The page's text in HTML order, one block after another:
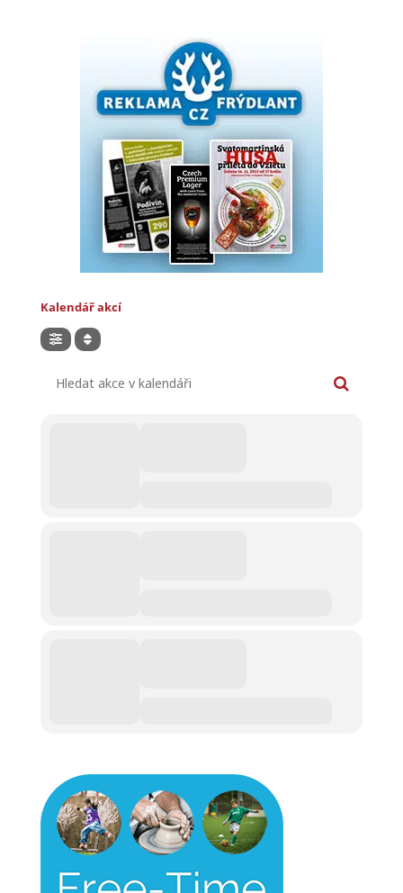
Kalendář akcí